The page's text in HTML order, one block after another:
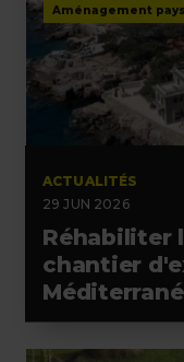
Aménagement
ACTUALITÉS
29 JUN 2026
Réhabiliter
chantier